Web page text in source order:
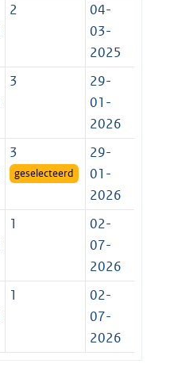
2
04-
03-
2025
3
29-
01-
2026
3
geselecteerd
29-
01-
2026
1
02-
07-
2026
1
02-
07-
2026